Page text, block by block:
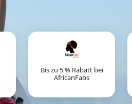
Bis zu 5 % Rabatt bei
AfricanFabs